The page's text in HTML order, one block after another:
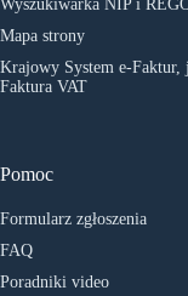
Wyszukiwarka NIP i
Mapa strony
Krajowy System e-Faktur,
Faktura VAT
Pomoc
Formularz zgłoszenia
FAQ
Poradniki video